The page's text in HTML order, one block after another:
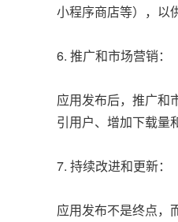
小程序商店等），以
6. 推广和市场营销：
应用发布后，推广和
引用户、增加下载量
7. 持续改进和更新：
应用发布不是终点，